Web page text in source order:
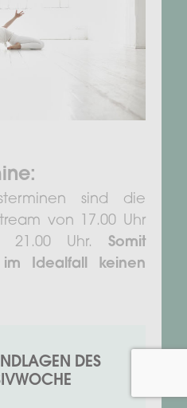
sind die
von 17.00 Uhr
21.00 Uhr. Somit
Idealfall keinen
DES